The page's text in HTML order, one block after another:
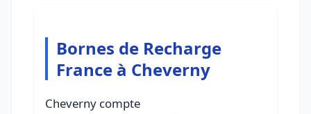
Bornes de Recharge
France à Cheverny
Cheverny compte